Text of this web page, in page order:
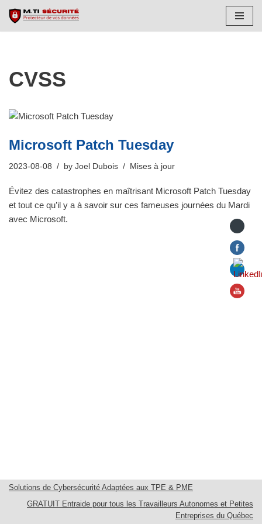
Skip
CVSS
Microsoft Patch Tuesday
2023-08-08 by Joel Dubois Mises à jour
Évitez des catastrophes en maîtrisant Microsoft Patch Tuesday
et tout ce qu’il y a à savoir sur ces fameuses journées du Mardi
avec Microsoft.
Solutions de Cybersécurité Adaptées aux TPE & PME
GRATUIT Entraide pour tous les Travailleurs Autonomes et Petites
Entreprises du Québec